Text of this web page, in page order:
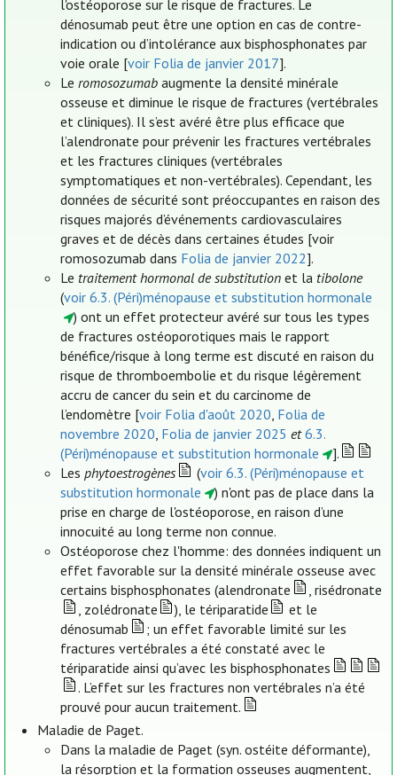
l'ostéoporose sur le risque de fractures. Le
dénosumab peut être une option en cas de contre-
indication ou d’intolérance aux bisphosphonates par
voie orale [voir Folia de janvier 2017].
Leromosozumab augmente la densité minérale
osseuse et diminue le risque de fractures (vertébrales
et cliniques). Il s’est avéré être plus efficace que
l’alendronate pour prévenir les fractures vertébrales
et les fractures cliniques (vertébrales
symptomatiques et non-vertébrales). Cependant, les
données de sécurité sont préoccupantes en raison des
risques majorés d’événements cardiovasculaires
graves et de décès dans certaines études [voir
romosozumab dans Folia de janvier 2022].
Le traitement hormonal de substitution et la tibolone
(voir 6.3. (Péri)ménopause et substitution hormonale
) ont un effet protecteur avéré sur tous les types
de fractures ostéoporotiques mais le rapport
bénéfice/risque à long terme est discuté en raison du
risque de thromboembolie et du risque légèrement
accru de cancer du sein et du carcinome de
l’endomètre [voir Folia d'août 2020, Folia de
novembre 2020, Folia de janvier 2025 et 6.3.
(Péri)ménopause et substitution hormonale
].
Lesphytoestrogènes (voir 6.3. (Péri)ménopause et
substitution hormonale
) n'ont pas de place dans la
prise en charge de l'ostéoporose, en raison d’une
innocuité au long terme non connue.
Ostéoporose chez l'homme: des données indiquent un
effet favorable sur la densité minérale osseuse avec
certains bisphosphonates (alendronate
, risédronate
, zolédronate
), le tériparatide
et le
dénosumab
; un effet favorable limité sur les
fractures vertébrales a été constaté avec le
tériparatide ainsi qu’avec les bisphosphonates
. L’effet sur les fractures non vertébrales n’a été
prouvé pour aucun traitement.
Maladie de Paget.
Dans la maladie de Paget (syn. ostéite déformante),
la résorption et la formation osseuses augmentent,